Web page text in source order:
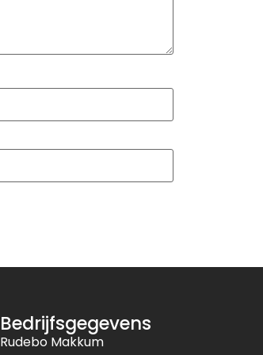
Bedrijfsgegevens
Rudebo Makkum